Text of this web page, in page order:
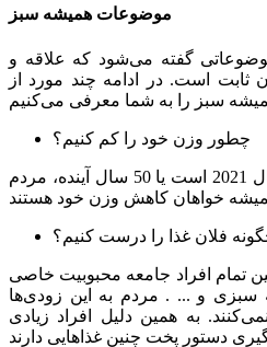
موضوعات همیشه سبز
گفته می‌شود که علاقه و
است. در ادامه چند مورد از
چطور وزن خود را کم کنیم؟
اهمیتی ندارد در حال حاضر سال 2021 است یا 50 سال آینده، مردم
فلان غذا را درست کنیم؟
تمام افراد جامعه محبوبیت خاصی
سبزی و ... . مردم به این زودی‌ها
به همین دلیل افراد زیادی